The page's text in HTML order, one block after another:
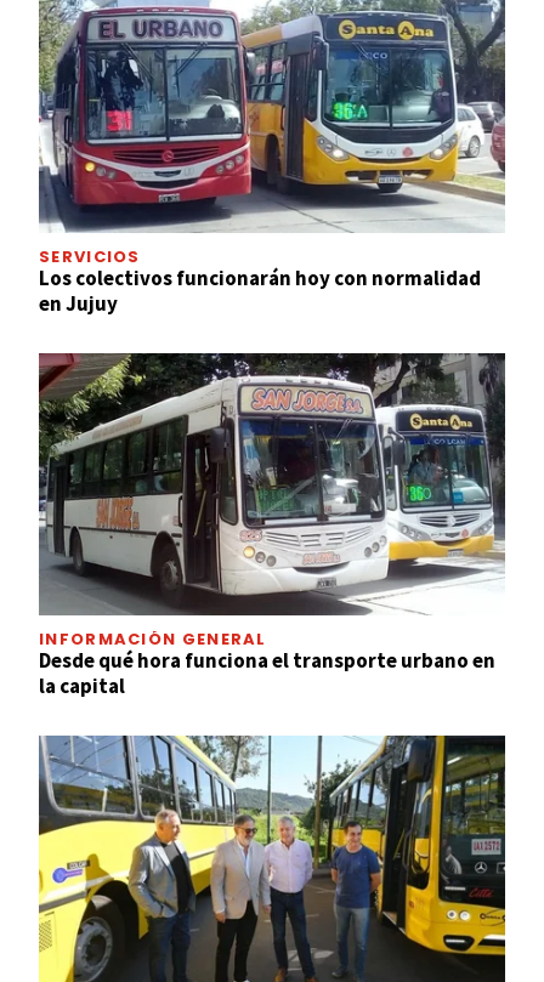
SERVICIOS
Los colectivos funcionarán hoy con normalidad
en Jujuy
INFORMACIÓN GENERAL
Desde qué hora funciona el transporte urbano en
la capital